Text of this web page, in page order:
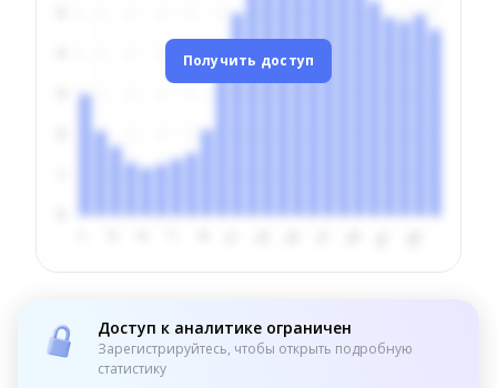
Получить доступ
Доступ к аналитике ограничен
Зарегистрируйтесь, чтобы открыть подробную
статистику